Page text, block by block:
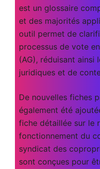
est un glossaire
et des majorités
outil permet de
processus de vote
(AG), réduisant ainsi
juridiques et de
De nouvelles fiches
également été
fiche détaillée sur le
fonctionnement du
syndicat des
sont conçues pour